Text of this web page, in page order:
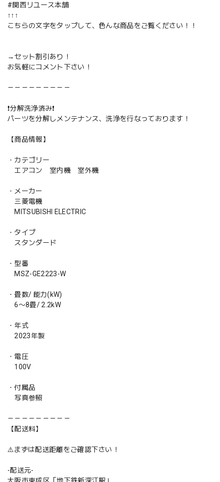
#関西リユース本舗
↑↑↑
こちらの文字をタップして、色んな商品をご覧ください！！
→セット割引あり！
お気軽にコメント下さい！
－－－－－－－－－
❗️分解洗浄済み❗️
パーツを分解しメンテナンス、洗浄を行なっております！
【商品情報】
・カテゴリー
エアコン 室内機 室外機
・メーカー
三菱電機
MITSUBISHI ELECTRIC
・タイプ
スタンダード
・型番
MSZ-GE2223-W
・畳数/ 能力(kW)
6〜8畳/ 2.2kW
・年式
2023年製
・電圧
100V
・付属品
写真参照
－－－－－－－－－
【配送料】
⚠️まずは配送距離をご確認下さい！
-配送元-